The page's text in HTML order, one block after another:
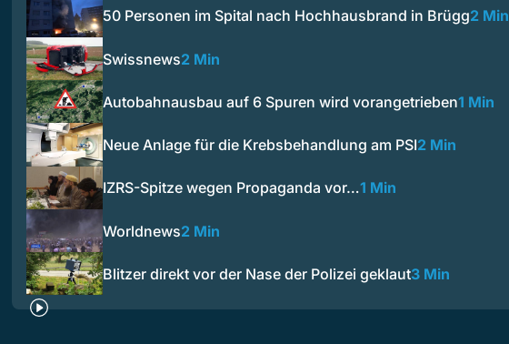
50 Personen im Spital nach Hochhausbrand in Brügg2 Min
Swissnews2 Min
Autobahnausbau auf 6 Spuren wird vorangetrieben1 Min
Neue Anlage für die Krebsbehandlung am PSI2 Min
IZRS-Spitze wegen Propaganda vor…1 Min
Worldnews2 Min
Blitzer direkt vor der Nase der Polizei geklaut3 Min